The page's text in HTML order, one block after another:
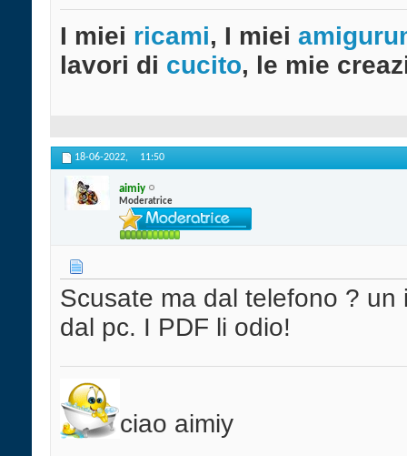
I miei ricami, I miei
lavori di cucito, le mie
18-06-2022, 11:50
aimiy
Moderatrice
Scusate ma dal telefono ?
dal pc. I PDF li odio!
ciao aimiy